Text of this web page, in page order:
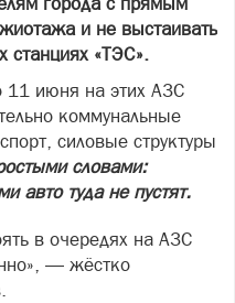
и не выстаивать
станциях «ТЭС».
11 июня на этих АЗС
коммунальные
силовые структуры
словами:
авто туда не пустят.
в очередях на АЗС
— жёстко